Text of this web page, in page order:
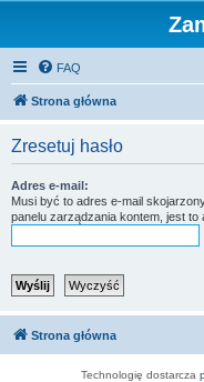
FAQ
Strona główna
Zresetuj hasło
Adres e-mail:
Musi być to adres e-mail
panelu zarządzania kontem, jest to
Strona główna
Technologię dostarcza